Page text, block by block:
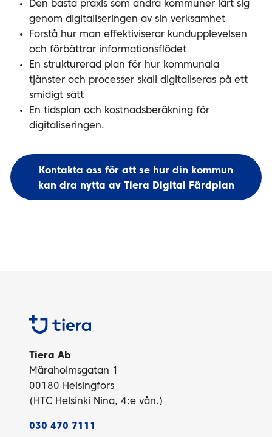
Den bästa praxis som andra kommuner lärt sig
genom digitaliseringen av sin verksamhet
Förstå hur man effektiviserar kundupplevelsen
och förbättrar informationsflödet ​
En strukturerad plan för hur kommunala
tjänster och processer skall digitaliseras på ett
smidigt sätt​
En tidsplan och kostnadsberäkning för
digitaliseringen.
Kontakta oss för att se hur din kommun
kan dra nytta av Tiera Digital Färdplan
Tiera
Tiera Ab
Märaholmsgatan 1
00180 Helsingfors
(HTC Helsinki Nina, 4:e vån.)
030 470 7111